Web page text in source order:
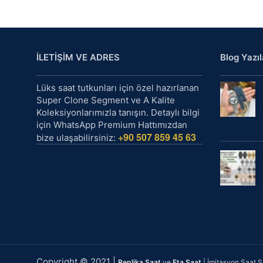
İLETİŞİM VE ADRES
Lüks saat tutkunları için özel hazırlanan
Super Clone Segment ve A Kalite
Koleksiyonlarımızla tanışın. Detaylı bilgi
için WhatsApp Premium Hattımızdan
bize ulaşabilirsiniz: +90 507 859 45 63
Blog